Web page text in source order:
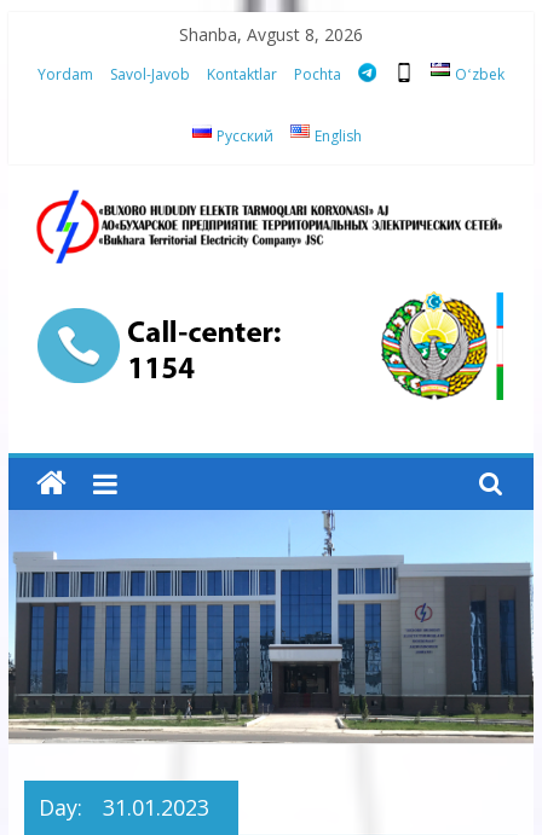
content
Shanba, Avgust 8, 2026
Yordam Savol-Javob Kontaktlar Pochta Oʻzbek
Русский English
“Buxoro
hududiy
elektr
tarmoqlari
korxonasi”
AJ
“Buxoro
hududiy
korxonasi”
Day: 31.01.2023